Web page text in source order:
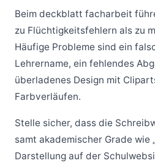
Beim deckblatt facharbeit
zu Flüchtigkeitsfehlern als zu
Häufige Probleme sind ein
Lehrername, ein fehlendes
überladenes Design mit
Farbverläufen.
Stelle sicher, dass die
samt akademischer Grade wie
Darstellung auf der